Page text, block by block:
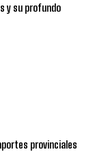
y su profundo
provinciales